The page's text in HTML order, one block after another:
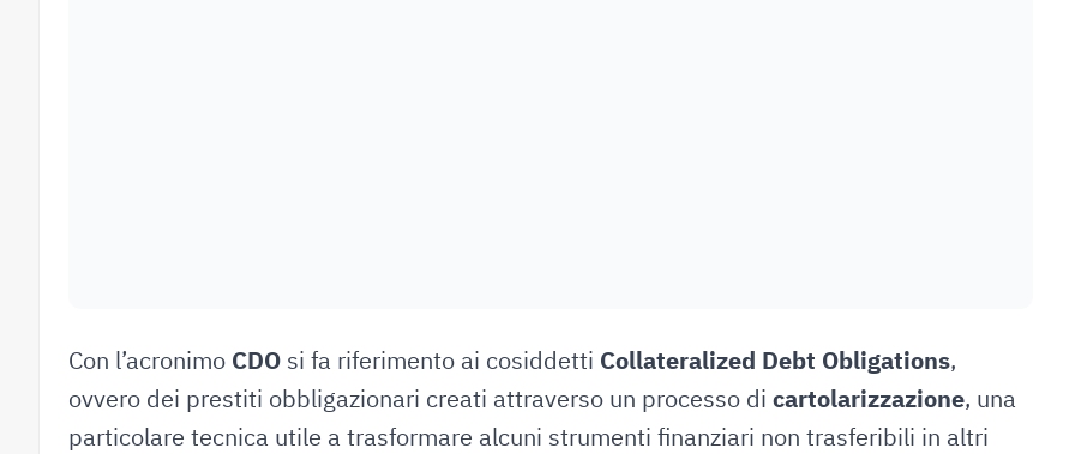
Con l’acronimo CDO si fa riferimento ai cosiddetti Collateralized Debt Obligations,
ovvero dei prestiti obbligazionari creati attraverso un processo di cartolarizzazione, una
particolare tecnica utile a trasformare alcuni strumenti finanziari non trasferibili in altri